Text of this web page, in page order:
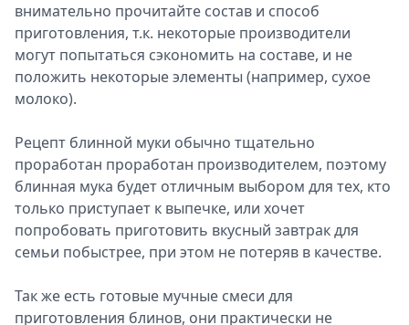
внимательно прочитайте состав и способ
приготовления, т.к. некоторые производители
могут попытаться сэкономить на составе, и не
положить некоторые элементы (например, сухое
молоко).
Рецепт блинной муки обычно тщательно
проработан проработан производителем, поэтому
блинная мука будет отличным выбором для тех, кто
только приступает к выпечке, или хочет
попробовать приготовить вкусный завтрак для
семьи побыстрее, при этом не потеряв в качестве.
Так же есть готовые мучные смеси для
приготовления блинов, они практически не